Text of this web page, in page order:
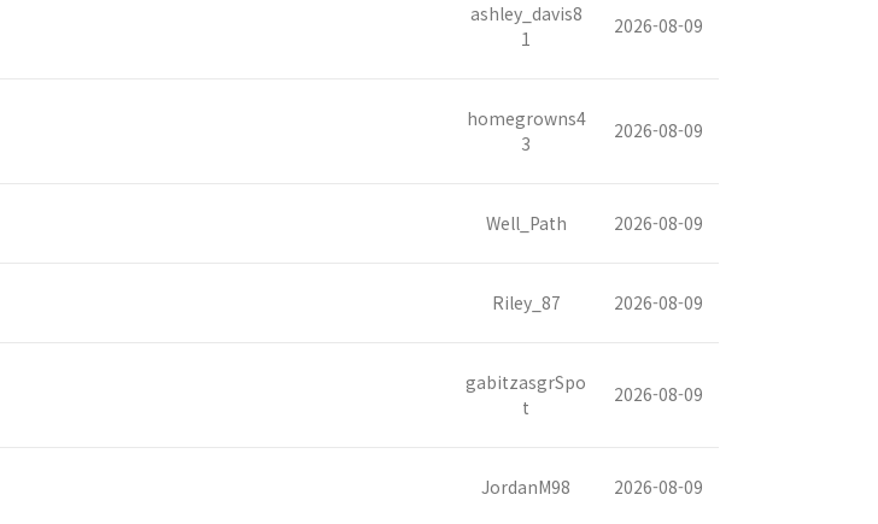
ashley_davis8
1
2026-08-09
homegrowns4
3
2026-08-09
Well_Path 2026-08-09
Riley_87 2026-08-09
gabitzasgrSpo
t
2026-08-09
JordanM98 2026-08-09